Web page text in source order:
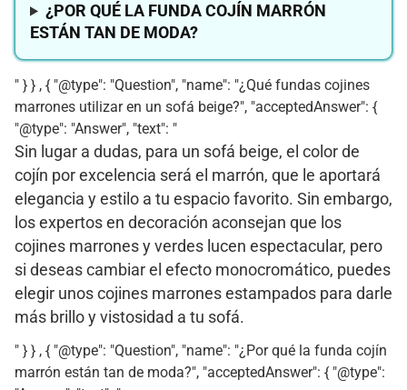
¿POR QUÉ LA FUNDA COJÍN MARRÓN
ESTÁN TAN DE MODA?
" } } , { "@type": "Question", "name": "¿Qué fundas cojines
marrones utilizar en un sofá beige?", "acceptedAnswer": {
"@type": "Answer", "text": "
Sin lugar a dudas, para un sofá beige, el color de
cojín por excelencia será el marrón, que le aportará
elegancia y estilo a tu espacio favorito. Sin embargo,
los expertos en decoración aconsejan que los
cojines marrones y verdes lucen espectacular, pero
si deseas cambiar el efecto monocromático, puedes
elegir unos cojines marrones estampados para darle
más brillo y vistosidad a tu sofá.
" } } , { "@type": "Question", "name": "¿Por qué la funda cojín
marrón están tan de moda?", "acceptedAnswer": { "@type":